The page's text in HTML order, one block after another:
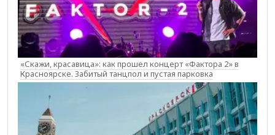
«Скажи, красавица»: как прошел концерт «Фактора 2» в
Красноярске. Забитый танцпол и пустая парковка